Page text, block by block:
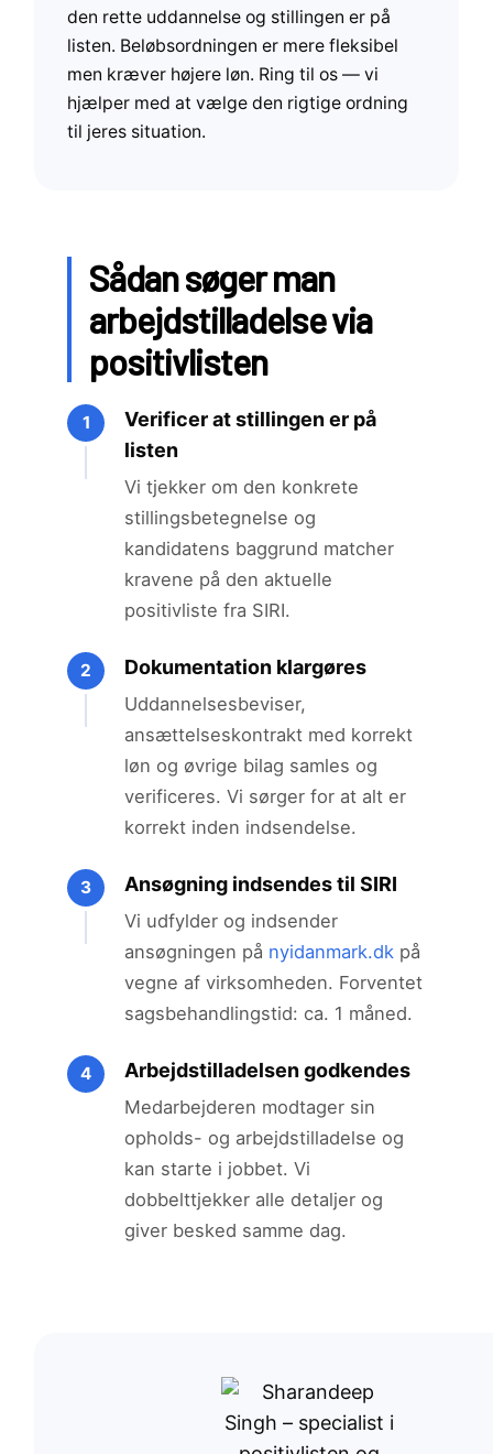
den rette uddannelse og stillingen er på
listen. Beløbsordningen er mere fleksibel
men kræver højere løn. Ring til os — vi
hjælper med at vælge den rigtige ordning
til jeres situation.
Sådan søger man
arbejdstilladelse via
positivlisten
1
Verificer at stillingen er på
listen
Vi tjekker om den konkrete
stillingsbetegnelse og
kandidatens baggrund matcher
kravene på den aktuelle
positivliste fra SIRI.
2 Dokumentation klargøres
Uddannelsesbeviser,
ansættelseskontrakt med korrekt
løn og øvrige bilag samles og
verificeres. Vi sørger for at alt er
korrekt inden indsendelse.
3 Ansøgning indsendes til SIRI
Vi udfylder og indsender
ansøgningen på nyidanmark.dk på
vegne af virksomheden. Forventet
sagsbehandlingstid: ca. 1 måned.
4 Arbejdstilladelsen godkendes
Medarbejderen modtager sin
opholds- og arbejdstilladelse og
kan starte i jobbet. Vi
dobbelttjekker alle detaljer og
giver besked samme dag.